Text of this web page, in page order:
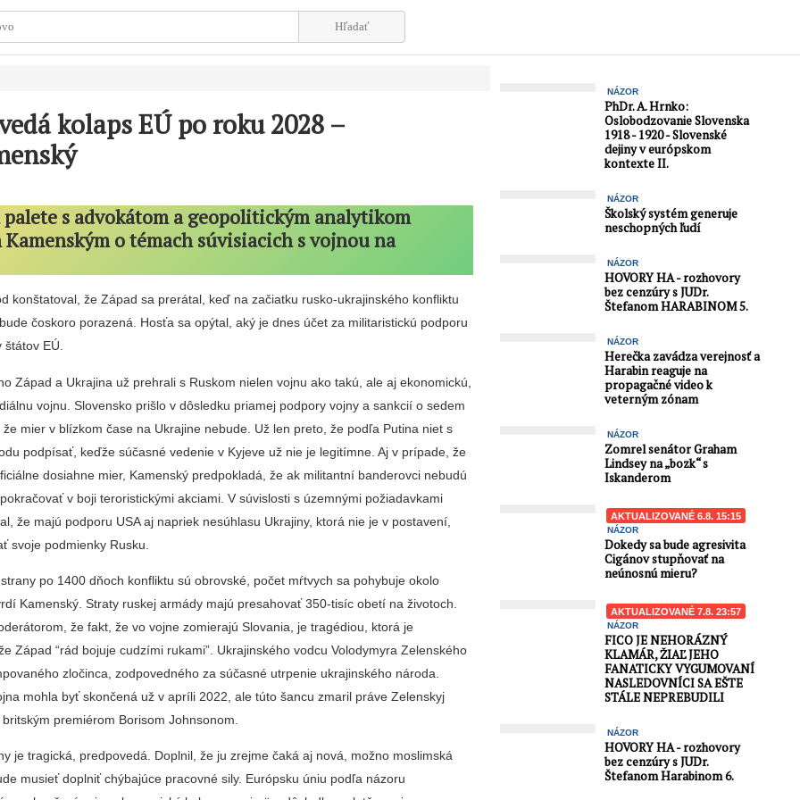
kolaps EÚ po roku 2028 –
s advokátom a geopolitickým analytikom
o témach súvisiacich s vojnou na
konštatoval, že Západ sa prerátal, keď na začiatku rusko-ukrajinského konfliktu
čoskoro porazená. Hosťa sa opýtal, aký je dnes účet za militaristickú podporu
EÚ.
Západ a Ukrajina už prehrali s Ruskom nielen vojnu ako takú, ale aj ekonomickú,
vojnu. Slovensko prišlo v dôsledku priamej podpory vojny a sankcií o sedem
mier v blízkom čase na Ukrajine nebude. Už len preto, že podľa Putina niet s
podpísať, keďže súčasné vedenie v Kyjeve už nie je legitímne. Aj v prípade, že
dosiahne mier, Kamenský predpokladá, že ak militantní banderovci nebudú
v boji teroristickými akciami. V súvislosti s územnými požiadavkami
že majú podporu USA aj napriek nesúhlasu Ukrajiny, ktorá nie je v postavení,
svoje podmienky Rusku.
po 1400 dňoch konfliktu sú obrovské, počet mŕtvych sa pohybuje okolo
Kamenský. Straty ruskej armády majú presahovať 350-tisíc obetí na životoch.
že fakt, že vo vojne zomierajú Slovania, je tragédiou, ktorá je
Západ “rád bojuje cudzími rukami”. Ukrajinského vodcu Volodymyra Zelenského
zločinca, zodpovedného za súčasné utrpenie ukrajinského národa.
mohla byť skončená už v apríli 2022, ale túto šancu zmaril práve Zelenskyj
premiérom Borisom Johnsonom.
je tragická, predpovedá. Doplnil, že ju zrejme čaká aj nová, možno moslimská
musieť doplniť chýbajúce pracovné sily. Európsku úniu podľa názoru
NÁZOR
PhDr. A. Hrnko:
Oslobodzovanie Slovenska
1918 - 1920 - Slovenské
dejiny v európskom
kontexte II.
NÁZOR
Školský systém generuje
neschopných ľudí
NÁZOR
HOVORY HA - rozhovory
bez cenzúry s JUDr.
Štefanom HARABINOM 5.
NÁZOR
Herečka zavádza verejnosť a
Harabin reaguje na
propagačné video k
veterným zónam
NÁZOR
Zomrel senátor Graham
Lindsey na „bozk“ s
Iskanderom
AKTUALIZOVANÉ 6.8. 15:15
NÁZOR
Dokedy sa bude agresivita
Cigánov stupňovať na
neúnosnú mieru?
AKTUALIZOVANÉ 7.8. 23:57
NÁZOR
FICO JE NEHORÁZNÝ
KLAMÁR, ŽIAĽ JEHO
FANATICKY VYGUMOVANÍ
NASLEDOVNÍCI SA EŠTE
STÁLE NEPREBUDILI
NÁZOR
HOVORY HA - rozhovory
bez cenzúry s JUDr.
Štefanom Harabinom 6.